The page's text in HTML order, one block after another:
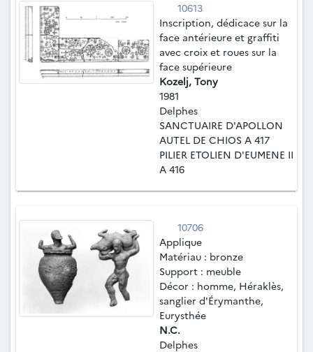
10613
Inscription, dédicace sur la
face antérieure et graffiti
avec croix et roues sur la
face supérieure
Kozelj, Tony
1981
Delphes
SANCTUAIRE D'APOLLON
AUTEL DE CHIOS A 417
PILIER ETOLIEN D'EUMENE II
A 416
10706
Applique
Matériau : bronze
Support : meuble
Décor : homme, Héraklès,
sanglier d'Érymanthe,
Eurysthée
N.C.
Delphes